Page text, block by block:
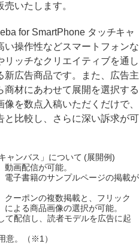
いたします。
for SmartPhone タッチキャ
い操作性などスマートフォンな
リッチなクリエイティブを通し
新広告商品です。また、広告主
材にあわせて展開を選択する
を数点入稿いただくだけで、
比較し、さらに深い訴求が可
ャンバス」について (展開例)
画配信が可能。
子書籍のサンプルページの掲載が
クーポンの複数掲載と、フリック
による商品画像の選択が可能。
て配信し、読者モデルを広告に起
意。（※1）